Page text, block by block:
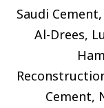
“Saudi
Al-Drees,
Cement,